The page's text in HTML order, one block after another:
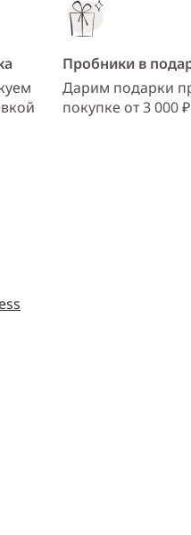
Пробники в
Дарим подарки
покупке от 3 000 ₽